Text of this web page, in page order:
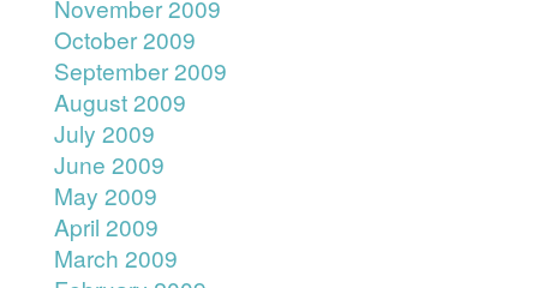
November 2009
October 2009
September 2009
August 2009
July 2009
June 2009
May 2009
April 2009
March 2009